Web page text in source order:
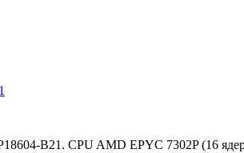
B21. CPU AMD EPYC 7302P (16